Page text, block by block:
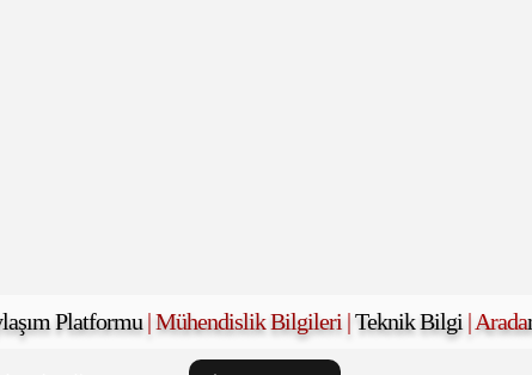
Platformu|Mühendislik Bilgileri |Teknik Bilgi | Arada